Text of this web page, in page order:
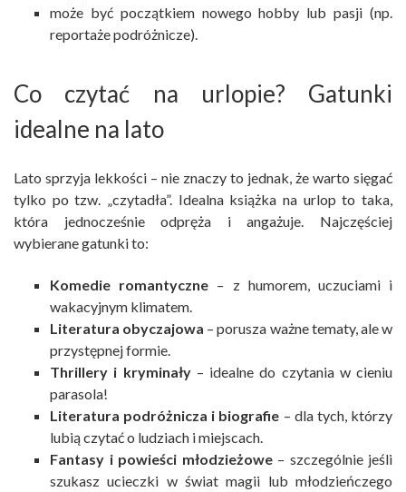
może być początkiem nowego hobby lub pasji (np.
reportaże podróżnicze).
Co czytać na urlopie? Gatunki
idealne na lato
Lato sprzyja lekkości – nie znaczy to jednak, że warto sięgać
tylko po tzw. „czytadła”. Idealna książka na urlop to taka,
która jednocześnie odpręża i angażuje. Najczęściej
wybierane gatunki to:
Komedie romantyczne – z humorem, uczuciami i
wakacyjnym klimatem.
Literatura obyczajowa – porusza ważne tematy, ale w
przystępnej formie.
Thrillery i kryminały– idealne do czytania w cieniu
parasola!
Literatura podróżnicza i biografie – dla tych, którzy
lubią czytać o ludziach i miejscach.
Fantasy i powieści młodzieżowe– szczególnie jeśli
szukasz ucieczki w świat magii lub młodzieńczego